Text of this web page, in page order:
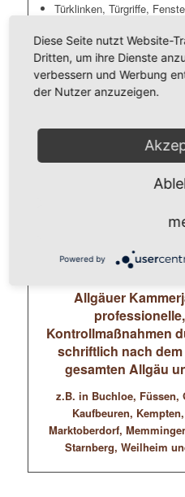
Türklinken, Türgriffe,
Umkleiden
Lichtschalter und
Tastaturen, Mäuse,
Unsere Mitarbeiter ( durchweg
und/oder
Kaltverneblung im
die Gefahr einer Ansteckung
gesamten Umgebung (Raum)
Dadurch sind Oberflächen
Allgäuer
Kontrollmaßnahmen
schriftlich nach
gesamten Allgäu
z.B. in Buchloe, Füssen,
Kaufbeuren,
Marktoberdorf,
Starnberg, Weilheim
Diese Seite nutzt Website-
Dritten, um ihre Dienste
verbessern und Werbung
der Nutzer anzuzeigen.
Powered by